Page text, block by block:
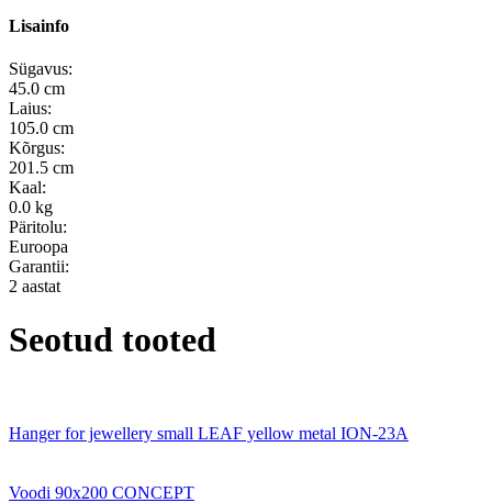
Lisainfo
Sügavus:
45.0 cm
Laius:
105.0 cm
Kõrgus:
201.5 cm
Kaal:
0.0 kg
Päritolu:
Euroopa
Garantii:
2 aastat
Seotud tooted
Hanger for jewellery small LEAF yellow metal ION-23A
Voodi 90x200 CONCEPT